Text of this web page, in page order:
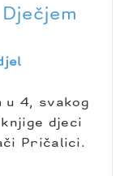
u 4, svakog
djeci
Pričalici.